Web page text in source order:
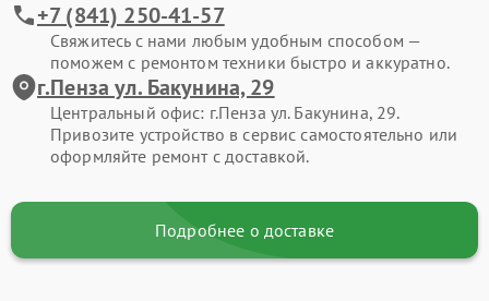
+7 (841) 250-41-57
Свяжитесь с нами любым удобным способом —
поможем с ремонтом техники быстро и аккуратно.
г.Пенза ул. Бакунина, 29
Центральный офис: г.Пенза ул. Бакунина, 29.
Привозите устройство в сервис самостоятельно или
оформляйте ремонт с доставкой.
Подробнее о доставке